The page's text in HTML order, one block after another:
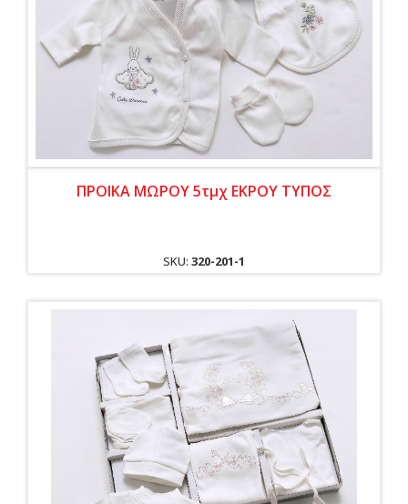
ΠΡΟΙΚΑ ΜΩΡΟΥ 5τμχ ΕΚΡΟΥ ΤΥΠΟΣ
SKU: 320-201-1